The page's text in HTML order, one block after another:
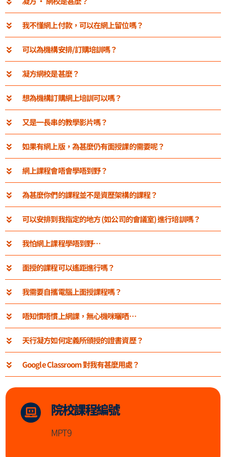
我不懂網上付款，可以在網上留位嗎？
可以為機構安排/訂購培訓嗎？
凝方網校是甚麼？
想為機構訂購網上培訓可以嗎？
又是一長串的教學影片嗎？
如果有網上版，為甚麼仍有面授課的需要呢？
網上課程會唔會學唔到野？
為甚麼你們的課程並不是資歷架構的課程？
可以安排到我指定的地方 (如公司的會議室) 進行培訓嗎？
我怕網上課程學唔到野…
面授的課程可以遙距進行嗎？
我需要自攜電腦上面授課程嗎？
唔知慣唔慣上網課，無心機咪曬哂…
天行凝方如何定義所頒授的證書資歷？
Google Classroom 對我有甚麼用處？
院校課程編號
MPT9